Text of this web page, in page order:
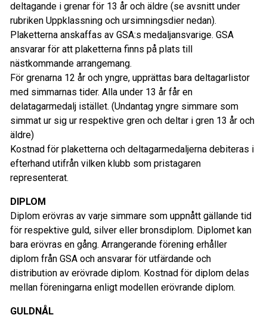
deltagande i grenar för 13 år och äldre (se avsnitt under
rubriken Uppklassning och ursimningsdier nedan).
Plaketterna anskaffas av GSA:s medaljansvarige. GSA
ansvarar för att plaketterna finns på plats till
nästkommande arrangemang.
För grenarna 12 år och yngre, upprättas bara deltagarlistor
med simmarnas tider. Alla under 13 år får en
delatagarmedalj istället. (Undantag yngre simmare som
simmat ur sig ur respektive gren och deltar i gren 13 år och
äldre)
Kostnad för plaketterna och deltagarmedaljerna debiteras i
efterhand utifrån vilken klubb som pristagaren
representerat.
DIPLOM
Diplom erövras av varje simmare som uppnått gällande tid
för respektive guld, silver eller bronsdiplom. Diplomet kan
bara erövras en gång. Arrangerande förening erhåller
diplom från GSA och ansvarar för utfärdande och
distribution av erövrade diplom. Kostnad för diplom delas
mellan föreningarna enligt modellen erövrande diplom.
GULDNÅL